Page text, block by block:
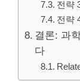
전략
전략
결론: 과
다